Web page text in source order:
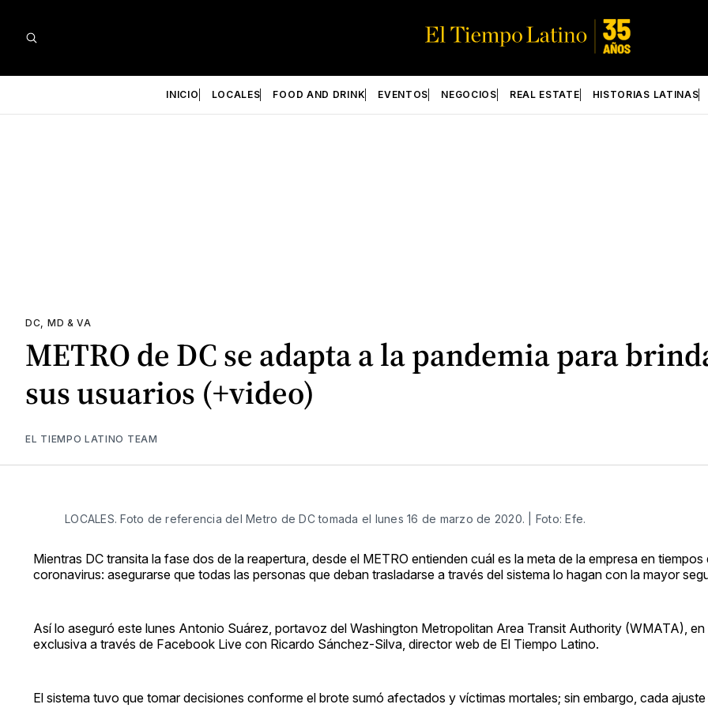
INICIO LOCALES FOOD AND DRINK EVENTOS NEGOCIOS REAL ESTATE HISTORIAS LATINAS
DC, MD & VA
METRO de DC se adapta a la pandemia para
sus usuarios (+video)
EL TIEMPO LATINO TEAM
LOCALES. Foto de referencia del Metro de DC tomada el lunes 16 de marzo de 2020. | Foto: Efe.
Mientras DC transita la fase dos de la reapertura, desde el METRO entienden cuál es la meta de la empresa en tiempos
coronavirus: asegurarse que todas las personas que deban trasladarse a través del sistema lo hagan con la mayor
Así lo aseguró este lunes Antonio Suárez, portavoz del Washington Metropolitan Area Transit Authority (WMATA),
exclusiva a través de Facebook Live con Ricardo Sánchez-Silva, director web de El Tiempo Latino.
El sistema tuvo que tomar decisiones conforme el brote sumó afectados y víctimas mortales; sin embargo, cada ajuste